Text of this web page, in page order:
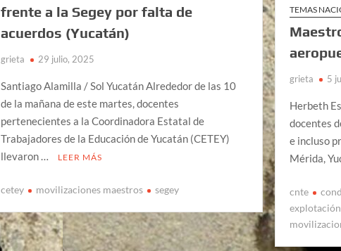
frente a la Segey por falta de
acuerdos (Yucatán)
grieta 29 julio, 2025
Santiago Alamilla / Sol Yucatán Alrededor de las 10
de la mañana de este martes, docentes
pertenecientes a la Coordinadora Estatal de
Trabajadores de la Educación de Yucatán (CETEY)
llevaron …
LEER MÁS
cetey movilizaciones maestros segey
TEMAS
grieta 5
Herbeth
docentes
e incluso
Mérida,
cnte